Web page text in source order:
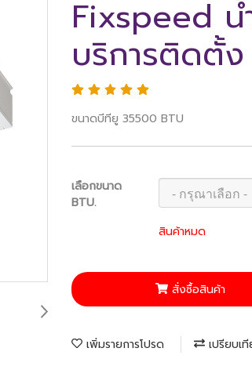
Fixspeed น้
บริการติดตั้ง
ขนาดบีทียู 35500 BTU
เลือกขนาด
BTU.
สินค้าหมด
สั่งซื้อสินค้า
เพิ่มรายการโปรด เปรียบเ